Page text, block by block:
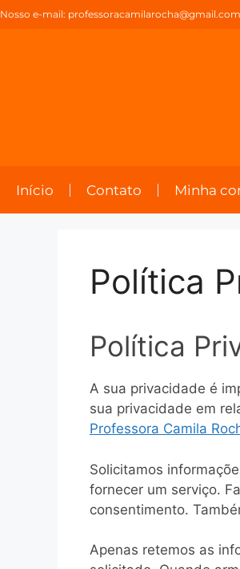
Nosso e-mail: professoracamilarocha@gmail.com
Início Contato Minha
Política
Política
A sua privacidade é
sua privacidade em
Professora Camila
Solicitamos
fornecer um serviço.
consentimento.
Apenas retemos as